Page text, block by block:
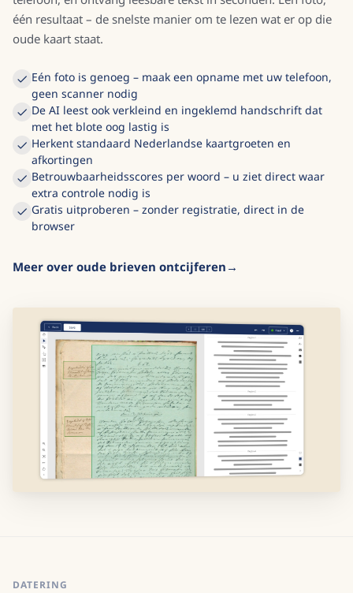
één resultaat – de snelste manier om te lezen wat er op die
oude kaart staat.
Eén foto is genoeg – maak een opname met uw telefoon,
geen scanner nodig
De AI leest ook verkleind en ingeklemd handschrift dat
met het blote oog lastig is
Herkent standaard Nederlandse kaartgroeten en
afkortingen
Betrouwbaarheidsscores per woord – u ziet direct waar
extra controle nodig is
Gratis uitproberen – zonder registratie, direct in de
browser
Meer over oude brieven ontcijferen
DATERING